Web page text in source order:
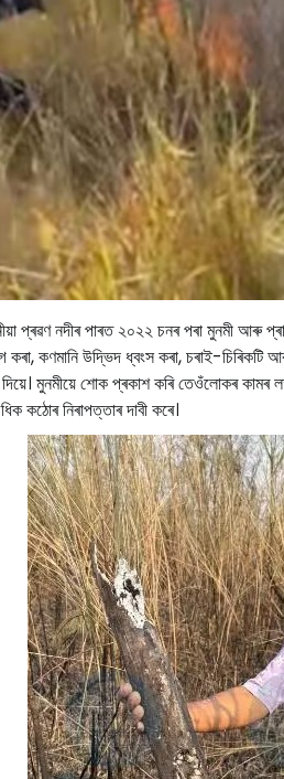
প্ৰৱণ নদীৰ পাৰত ২০২২ চনৰ পৰা মুনমী
কণমানি উদ্ভিদ ধ্বংস কৰা, চৰাই-
মুনমীয়ে শোক প্ৰকাশ কৰি তেওঁলোকৰ কামৰ
কঠোৰ নিৰাপত্তাৰ দাবী কৰে।